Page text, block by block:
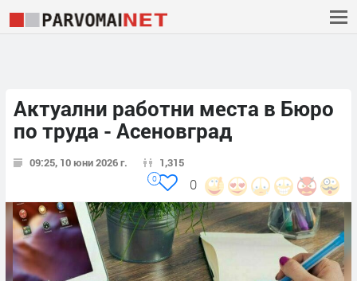
Актуални работни места в Бюро
по труда - Асеновград
09:25, 10 юни 2026 г. 1,315
0
0